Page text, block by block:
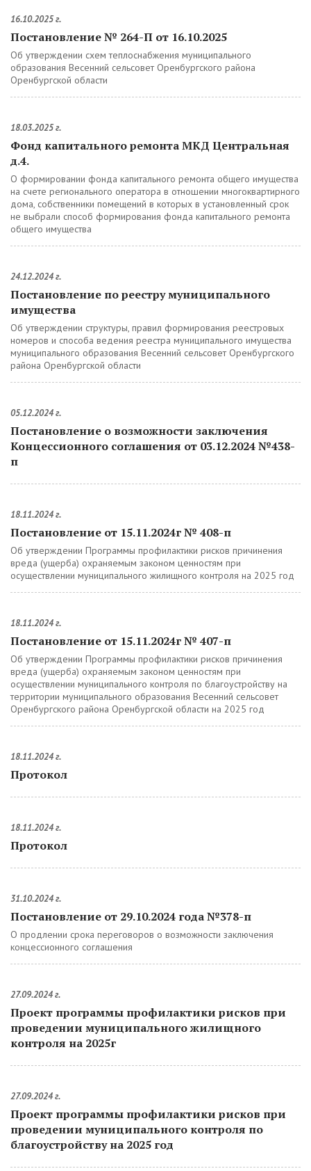
16.10.2025 г.
Постановление № 264-П от 16.10.2025
Об утверждении схем теплоснабжения муниципального
образования Весенний сельсовет Оренбургского района
Оренбургской области
18.03.2025 г.
Фонд капитального ремонта МКД Центральная
д.4.
О формировании фонда капитального ремонта общего имущества
на счете регионального оператора в отношении многоквартирного
дома, собственники помещений в которых в установленный срок
не выбрали способ формирования фонда капитального ремонта
общего имущества
24.12.2024 г.
Постановление по реестру муниципального
имущества
Об утверждении структуры, правил формирования реестровых
номеров и способа ведения реестра муниципального имущества
муниципального образования Весенний сельсовет Оренбургского
района Оренбургской области
05.12.2024 г.
Постановление о возможности заключения
Концессионного соглашения от 03.12.2024 №438-
п
18.11.2024 г.
Постановление от 15.11.2024г № 408-п
Об утверждении Программы профилактики рисков причинения
вреда (ущерба) охраняемым законом ценностям при
осуществлении муниципального жилищного контроля на 2025 год
18.11.2024 г.
Постановление от 15.11.2024г № 407-п
Об утверждении Программы профилактики рисков причинения
вреда (ущерба) охраняемым законом ценностям при
осуществлении муниципального контроля по благоустройству на
территории муниципального образования Весенний сельсовет
Оренбургского района Оренбургской области на 2025 год
18.11.2024 г.
Протокол
18.11.2024 г.
Протокол
31.10.2024 г.
Постановление от 29.10.2024 года №378-п
О продлении срока переговоров о возможности заключения
концессионного соглашения
27.09.2024 г.
Проект программы профилактики рисков при
проведении муниципального жилищного
контроля на 2025г
27.09.2024 г.
Проект программы профилактики рисков при
проведении муниципального контроля по
благоустройству на 2025 год